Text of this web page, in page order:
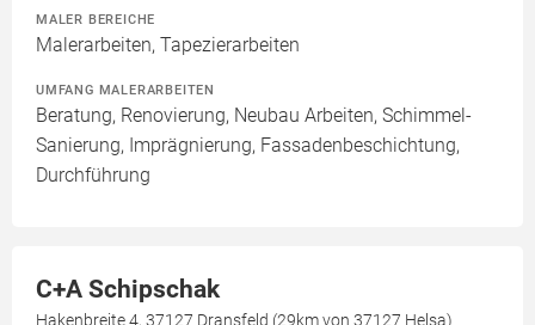
MALER BEREICHE
Malerarbeiten, Tapezierarbeiten
UMFANG MALERARBEITEN
Beratung, Renovierung, Neubau Arbeiten, Schimmel-
Sanierung, Imprägnierung, Fassadenbeschichtung,
Durchführung
C+A Schipschak
Hakenbreite 4, 37127 Dransfeld (29km von 37127 Helsa)